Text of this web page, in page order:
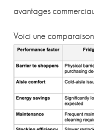
avantages
Voici une